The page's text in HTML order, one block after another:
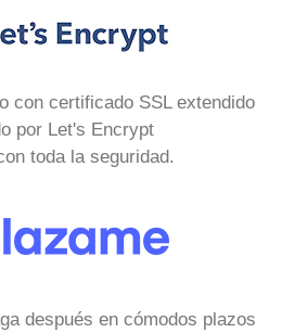
con certificado SSL extendido
por Let's Encrypt
toda la seguridad.
después en cómodos plazos